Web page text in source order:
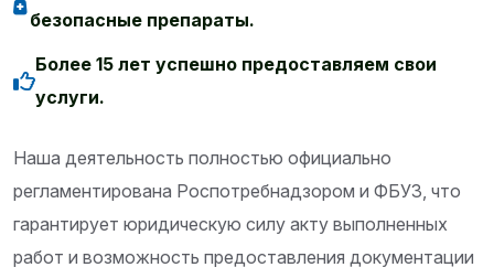
безопасные препараты.
Более 15 лет успешно предоставляем свои
услуги.
Наша деятельность полностью официально
регламентирована Роспотребнадзором и ФБУЗ, что
гарантирует юридическую силу акту выполненных
работ и возможность предоставления документации